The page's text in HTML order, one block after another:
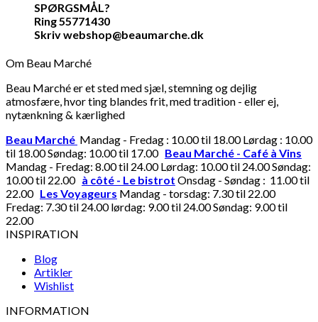
SPØRGSMÅL?
Ring 55771430
Skriv webshop@beaumarche.dk
Om Beau Marché
Beau Marché er et sted med sjæl, stemning og dejlig
atmosfære, hvor ting blandes frit, med tradition - eller ej,
nytænkning & kærlighed
Beau Marché Mandag - Fredag : 10.00 til 18.00 Lørdag : 10.00
til 18.00 Søndag: 10.00 til 17.00 Beau Marché - Café à Vins
Mandag - Fredag: 8.00 til 24.00 Lørdag: 10.00 til 24.00 Søndag:
10.00 til 22.00 à côté - Le bistrot Onsdag - Søndag : 11.00 til
22.00 Les Voyageurs Mandag - torsdag: 7.30 til 22.00
Fredag: 7.30 til 24.00 lørdag: 9.00 til 24.00 Søndag: 9.00 til
22.00
INSPIRATION
Blog
Artikler
Wishlist
INFORMATION